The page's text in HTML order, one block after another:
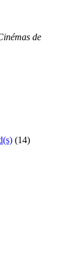
de
(14)